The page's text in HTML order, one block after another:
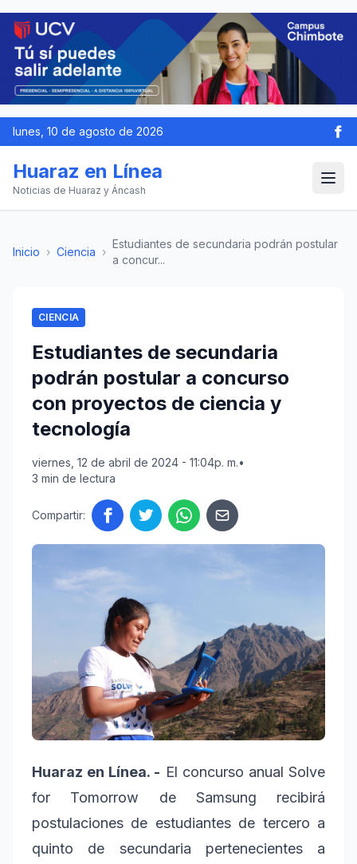
lunes, 10 de agosto de 2026
Huaraz en Línea
Noticias de Huaraz y Áncash
Inicio › Ciencia ›
Estudiantes de secundaria podrán postular
a concur...
CIENCIA
Estudiantes de secundaria
podrán postular a concurso
con proyectos de ciencia y
tecnología
viernes, 12 de abril de 2024 - 11:04p. m.•
3 min de lectura
Compartir:
Huaraz en Línea. - El concurso anual Solve
for Tomorrow de Samsung recibirá
postulaciones de estudiantes de tercero a
quinto de secundaria pertenecientes a